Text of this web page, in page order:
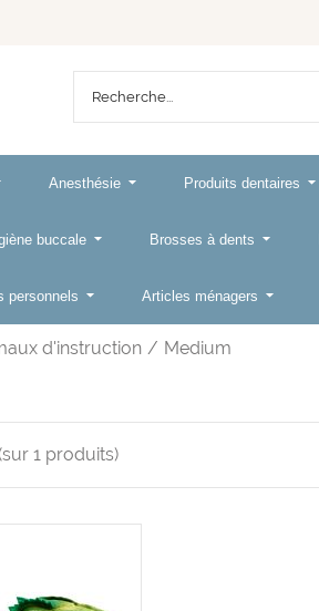
Anesthésie Produits dentaires
buccale Brosses à dents
personnels Articles ménagers
d'instruction / Medium
1 produits)